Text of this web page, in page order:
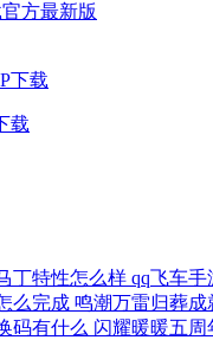
方最新版
载
丁特性怎么样 qq飞车
么完成 鸣潮万雷归葬成
码有什么 闪耀暖暖五